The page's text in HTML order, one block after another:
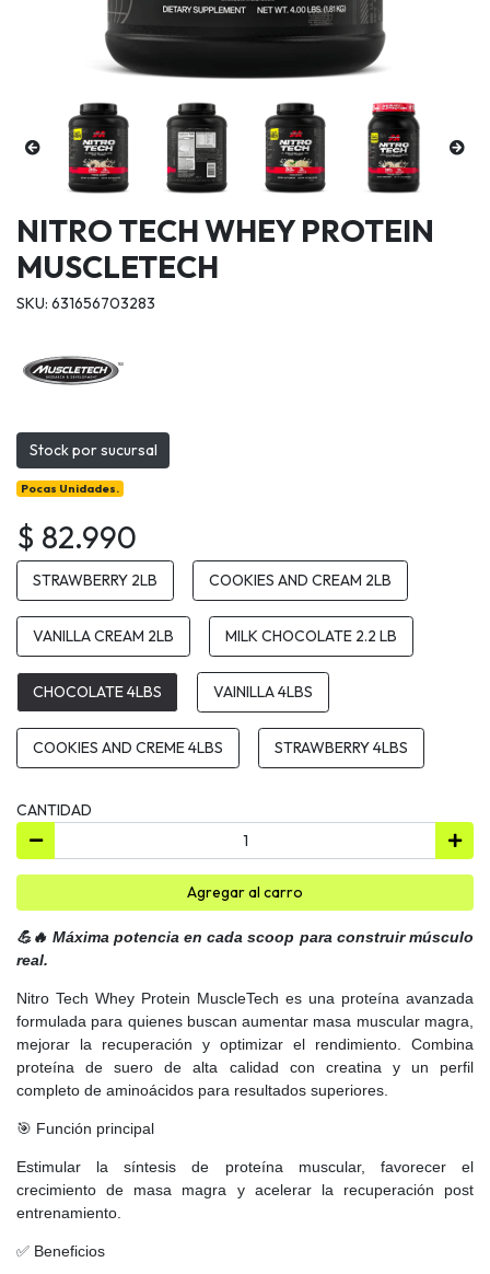
NITRO TECH WHEY PROTEIN
MUSCLETECH
SKU: 631656703283
Stock por sucursal
Pocas Unidades.
$ 82.990
STRAWBERRY 2LB COOKIES AND CREAM 2LB
VANILLA CREAM 2LB MILK CHOCOLATE 2.2 LB
CHOCOLATE 4LBS VAINILLA 4LBS
COOKIES AND CREME 4LBS STRAWBERRY 4LBS
CANTIDAD
Agregar al carro
💪🔥 Máxima potencia en cada scoop para construir músculo
real.
Nitro Tech Whey Protein MuscleTech es una proteína avanzada
formulada para quienes buscan aumentar masa muscular magra,
mejorar la recuperación y optimizar el rendimiento. Combina
proteína de suero de alta calidad con creatina y un perfil
completo de aminoácidos para resultados superiores.
🎯 Función principal
Estimular la síntesis de proteína muscular, favorecer el
crecimiento de masa magra y acelerar la recuperación post
entrenamiento.
✅ Beneficios